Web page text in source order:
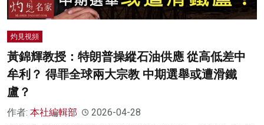
灼見視頻
黃錦輝教授：特朗普操縱石油供應 從高低差中
牟利？ 得罪全球兩大宗教 中期選舉或遭滑鐵
盧？
作者: 本社編輯部 2026-04-28